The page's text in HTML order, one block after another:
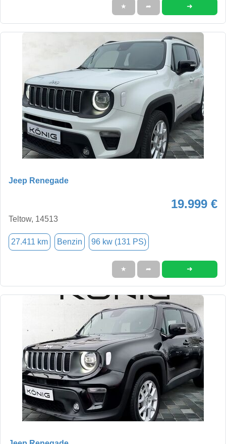
★ ➦ ➜
Jeep Renegade
19.999 €
Teltow, 14513
27.411 km Benzin 96 kw (131 PS)
★ ➦ ➜